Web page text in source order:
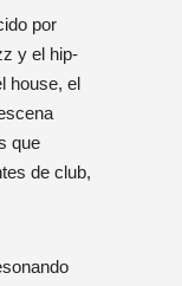
por
y el hip-
house, el
que
de club,